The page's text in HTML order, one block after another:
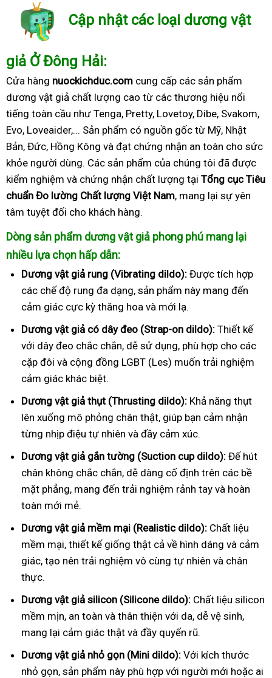
Cập nhật các loại dương vật
giả Ở Đông Hải:
Cửa hàng nuockichduc.com cung cấp các sản phẩm
dương vật giả chất lượng cao từ các thương hiệu nổi
tiếng toàn cầu như Tenga, Pretty, Lovetoy, Dibe, Svakom,
Evo, Loveaider,... Sản phẩm có nguồn gốc từ Mỹ, Nhật
Bản, Đức, Hồng Kông và đạt chứng nhận an toàn cho sức
khỏe người dùng. Các sản phẩm của chúng tôi đã được
kiểm nghiệm và chứng nhận chất lượng tại Tổng cục Tiêu
chuẩn Đo lường Chất lượng Việt Nam, mang lại sự yên
tâm tuyệt đối cho khách hàng.
Dòng sản phẩm dương vật giả phong phú mang lại
nhiều lựa chọn hấp dẫn:
Dương vật giả rung (Vibrating dildo): Được tích hợp
các chế độ rung đa dạng, sản phẩm này mang đến
cảm giác cực kỳ thăng hoa và mới lạ.
Dương vật giả có dây đeo (Strap-on dildo): Thiết kế
với dây đeo chắc chắn, dễ sử dụng, phù hợp cho các
cặp đôi và cộng đồng LGBT (Les) muốn trải nghiệm
cảm giác khác biệt.
Dương vật giả thụt (Thrusting dildo): Khả năng thụt
lên xuống mô phỏng chân thật, giúp bạn cảm nhận
từng nhịp điệu tự nhiên và đầy cảm xúc.
Dương vật giả gắn tường (Suction cup dildo): Đế hút
chân không chắc chắn, dễ dàng cố định trên các bề
mặt phẳng, mang đến trải nghiệm rảnh tay và hoàn
toàn mới mẻ.
Dương vật giả mềm mại (Realistic dildo): Chất liệu
mềm mại, thiết kế giống thật cả về hình dáng và cảm
giác, tạo nên trải nghiệm vô cùng tự nhiên và chân
thực.
Dương vật giả silicon (Silicone dildo): Chất liệu silicon
mềm mịn, an toàn và thân thiện với da, dễ vệ sinh,
mang lại cảm giác thật và đầy quyến rũ.
Dương vật giả nhỏ gọn (Mini dildo): Với kích thước
nhỏ gọn, sản phẩm này phù hợp với người mới hoặc ai